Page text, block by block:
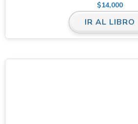
$14,000
IR AL LIBRO